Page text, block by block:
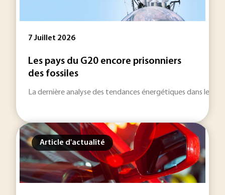
7 Juillet 2026
Les pays du G20 encore prisonniers
des fossiles
La dernière analyse des tendances énergétiques dans le
Article d'actualité